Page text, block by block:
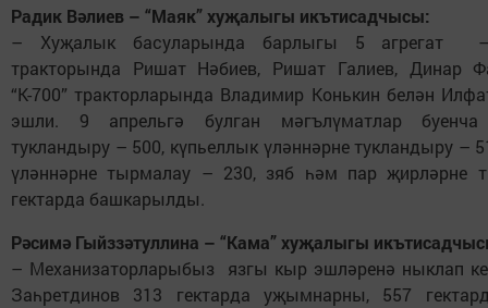
Радик Вәлиев – “Маяк” хуҗалыгы икътисадчысы:
– Хуҗалык басуларында барлыгы 5 агрегат –
тракторында Ришат Нәбиев, Ришат Галиев, Динар
“К-700” тракторларында Владимир Конькин белән
эшли. 9 апрельгә булган мәгълүматлар
тукландыру – 500, күпьеллык үләннәрне тукландыру –
үләннәрне тырмалау – 230, зяб һәм пар җирләрне
гектарда башкарылды.
Рәсимә Гыйззәтуллина – “Кама” хуҗалыгы
– Механизаторларыбыз язгы кыр эшләренә ныклап
Заһретдинов 313 гектарда уҗымнарны, 557